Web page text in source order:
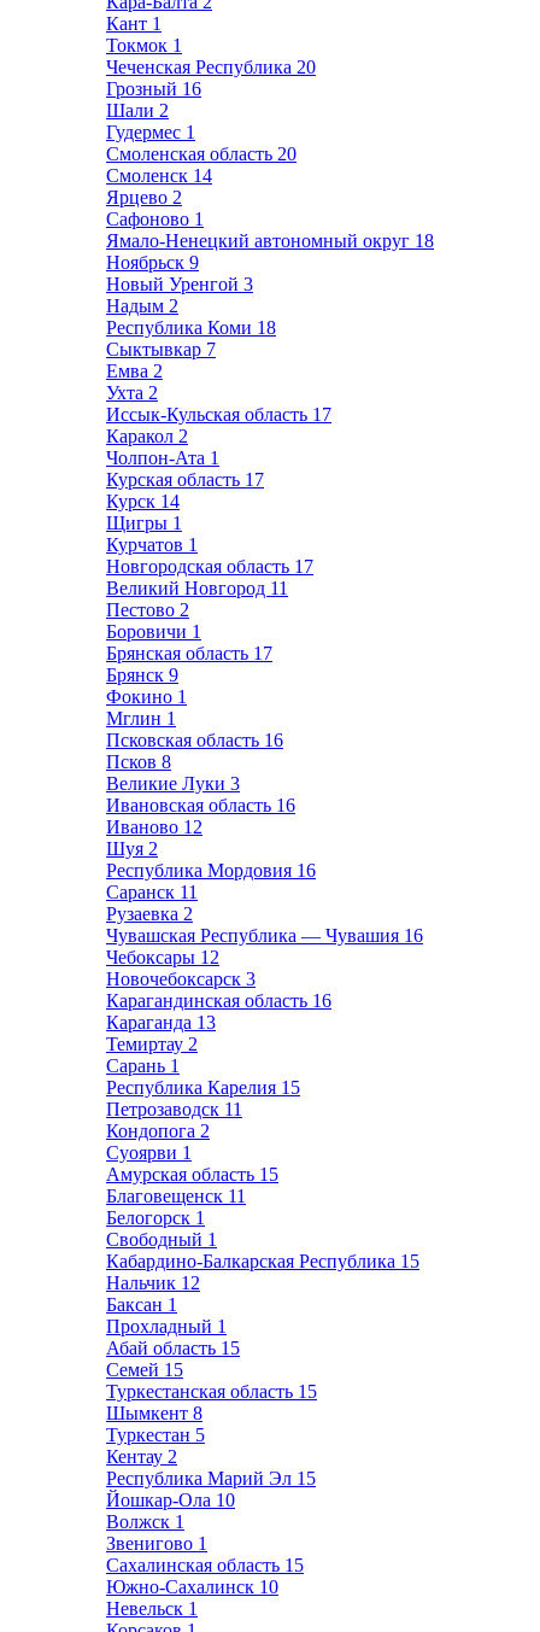
Кант 1
Токмок 1
Чеченская Республика 20
Грозный 16
Шали 2
Гудермес 1
Смоленская область 20
Смоленск 14
Ярцево 2
Сафоново 1
Ямало-Ненецкий автономный округ 18
Ноябрьск 9
Новый Уренгой 3
Надым 2
Республика Коми 18
Сыктывкар 7
Емва 2
Ухта 2
Иссык-Кульская область 17
Каракол 2
Чолпон-Ата 1
Курская область 17
Курск 14
Щигры 1
Курчатов 1
Новгородская область 17
Великий Новгород 11
Пестово 2
Боровичи 1
Брянская область 17
Брянск 9
Фокино 1
Мглин 1
Псковская область 16
Псков 8
Великие Луки 3
Ивановская область 16
Иваново 12
Шуя 2
Республика Мордовия 16
Саранск 11
Рузаевка 2
Чувашская Республика — Чувашия 16
Чебоксары 12
Новочебоксарск 3
Карагандинская область 16
Караганда 13
Темиртау 2
Сарань 1
Республика Карелия 15
Петрозаводск 11
Кондопога 2
Суоярви 1
Амурская область 15
Благовещенск 11
Белогорск 1
Свободный 1
Кабардино-Балкарская Республика 15
Нальчик 12
Баксан 1
Прохладный 1
Абай область 15
Семей 15
Туркестанская область 15
Шымкент 8
Туркестан 5
Кентау 2
Республика Марий Эл 15
Йошкар-Ола 10
Волжск 1
Звенигово 1
Сахалинская область 15
Южно-Сахалинск 10
Невельск 1